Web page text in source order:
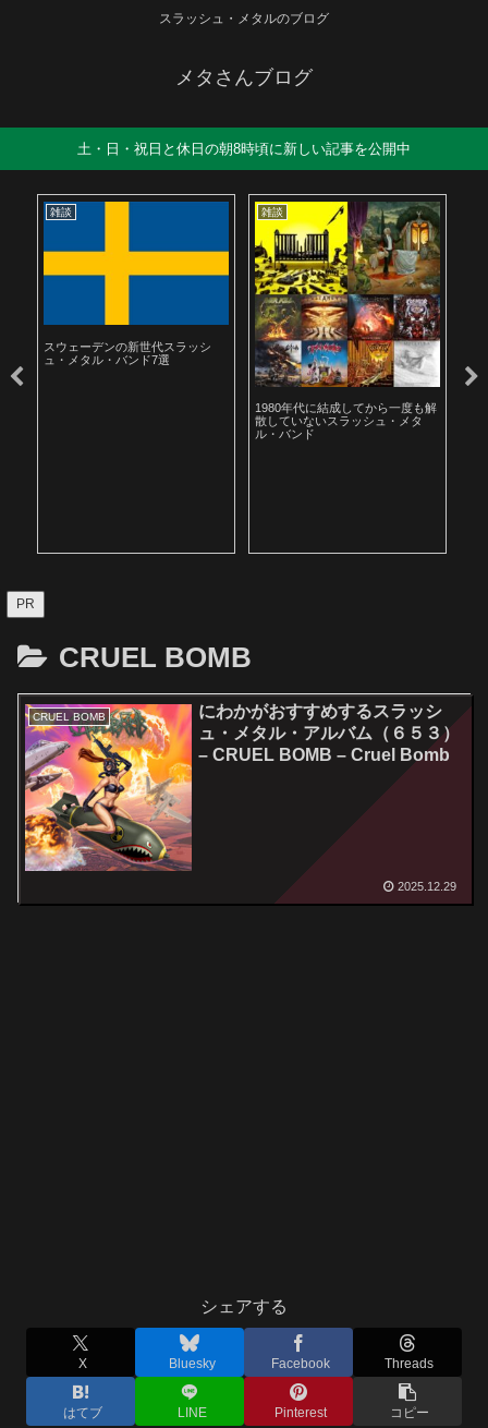
スラッシュ・メタルのブログ
メタさんブログ
土・日・祝日と休日の朝8時頃に新しい記事を公開中
雑談
スウェーデンの新世代スラッシ
ュ・メタル・バンド7選
雑談
1980年代に結成してから一度も解
散していないスラッシュ・メタ
ル・バンド
PR
CRUEL BOMB
CRUEL BOMB
にわかがおすすめするスラッシ
ュ・メタル・アルバム（６５３）
– CRUEL BOMB – Cruel Bomb
2025.12.29
シェアする
X Bluesky Facebook Threads
はてブ LINE Pinterest コピー